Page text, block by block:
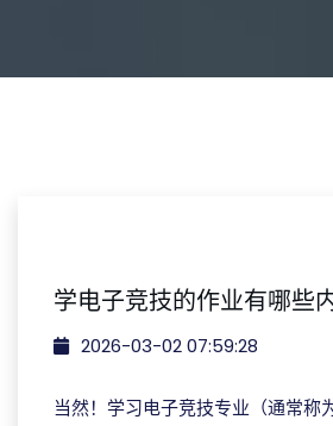
学电子竞技的作业有哪些
2026-03-02 07:59:28
当然！学习电子竞技专业（通常称